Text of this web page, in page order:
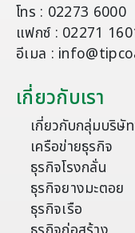
โทร : 02273 6000
แฟกซ์ : 02271
อีเมล :
เกี่ยวกับเรา
เกี่ยวกับกลุ่มบริษั
เครือข่ายธุรกิจ
ธุรกิจโรงกลั่น
ธุรกิจยางมะตอย
ธุรกิจเรือ